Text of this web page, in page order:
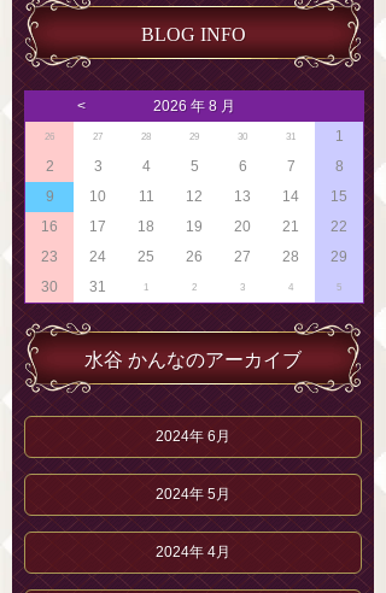
BLOG INFO
< 2026 年 8 月
26 27 28 29 30 31
1
2
3 4 5 6 7
8
9
10 11 12 13 14
15
16
17 18 19 20 21
22
23
24 25 26 27 28
29
30
31 1 2 3 4 5
水谷 かんなのアーカイブ
2024年 6月
2024年 5月
2024年 4月